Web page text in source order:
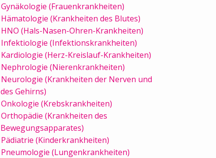
Gynäkologie (Frauenkrankheiten)
Hämatologie (Krankheiten des Blutes)
HNO (Hals-Nasen-Ohren-Krankheiten)
Infektiologie (Infektionskrankheiten)
Kardiologie (Herz-Kreislauf-Krankheiten)
Nephrologie (Nierenkrankheiten)
Neurologie (Krankheiten der Nerven und
des Gehirns)
Onkologie (Krebskrankheiten)
Orthopädie (Krankheiten des
Bewegungsapparates)
Pädiatrie (Kinderkrankheiten)
Pneumologie (Lungenkrankheiten)